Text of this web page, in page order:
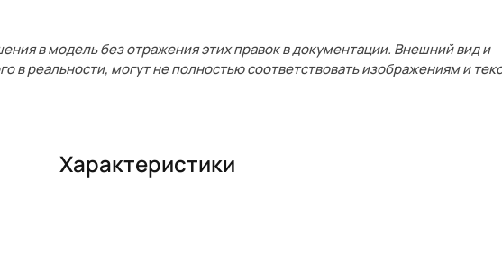
в модель без отражения этих правок в документации. Внешний вид и
в реальности, могут не полностью соответствовать изображениям и
Характеристики